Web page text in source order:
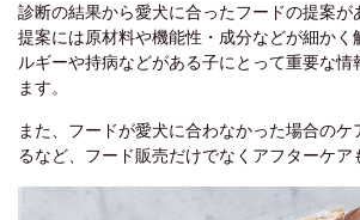
診断の結果から愛犬に合ったフードの提案が
提案には原材料や機能性・成分などが細かく
ルギーや持病などがある子にとって重要な情
ます。
また、フードが愛犬に合わなかった場合の
るなど、フード販売だけでなくアフターケア